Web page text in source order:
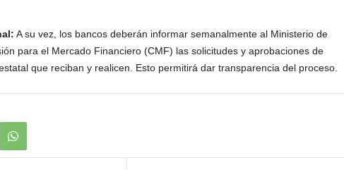
A su vez, los bancos deberán informar semanalmente al Ministerio de
para el Mercado Financiero (CMF) las solicitudes y aprobaciones de
que reciban y realicen. Esto permitirá dar transparencia del proceso.